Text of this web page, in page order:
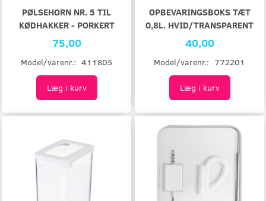
PØLSEHORN NR. 5 TIL
KØDHAKKER - PORKERT
75,00
Model/varenr.: 411805
Læg i kurv
OPBEVARINGSBOKS TÆT
0,8L. HVID/TRANSPARENT
40,00
Model/varenr.: 772201
Læg i kurv